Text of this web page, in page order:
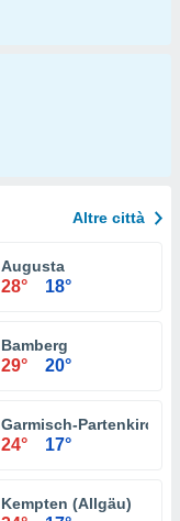
Altre città
Augusta
28° 18°
Bamberg
29° 20°
Garmisch-
24° 17°
Kempten (Allgäu)